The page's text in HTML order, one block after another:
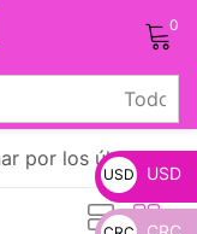
0
por los últimos
USD USD